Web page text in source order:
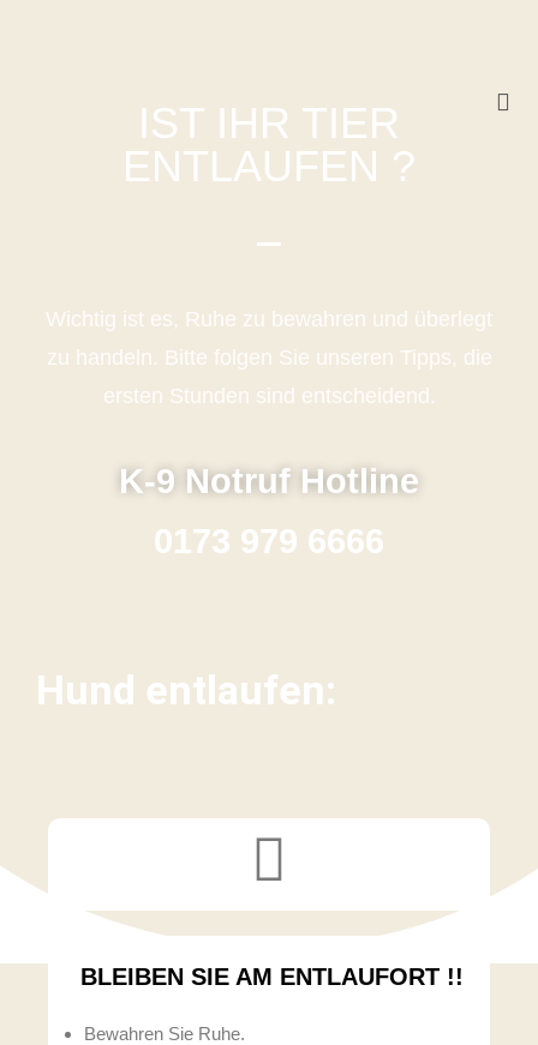
IST IHR TIER
ENTLAUFEN ?
Wichtig ist es, Ruhe zu bewahren und überlegt
zu handeln. Bitte folgen Sie unseren Tipps, die
ersten Stunden sind entscheidend.
K-9 Notruf Hotline
0173 979 6666
Hund entlaufen:
BLEIBEN SIE AM ENTLAUFORT !!
Bewahren Sie Ruhe.